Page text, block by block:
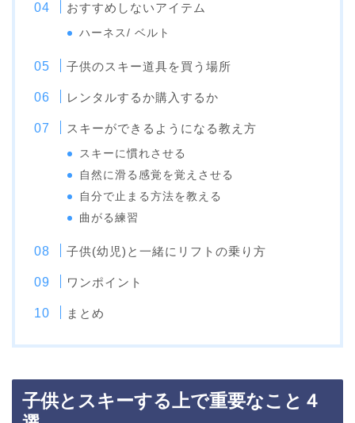
おすすめしないアイテム
ハーネス/ ベルト
子供のスキー道具を買う場所
レンタルするか購入するか
スキーができるようになる教え方
スキーに慣れさせる
自然に滑る感覚を覚えさせる
自分で止まる方法を教える
曲がる練習
子供(幼児)と一緒にリフトの乗り方
ワンポイント
まとめ
子供とスキーする上で重要なこと４